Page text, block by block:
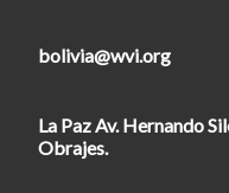
bolivia@wvi.org
La Paz Av. Hernando
Obrajes.